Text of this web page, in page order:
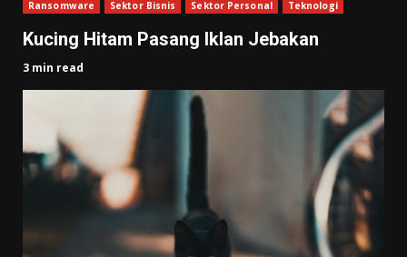
Ransomware Sektor Bisnis Sektor Personal Teknologi
Kucing Hitam Pasang Iklan Jebakan
3 min read